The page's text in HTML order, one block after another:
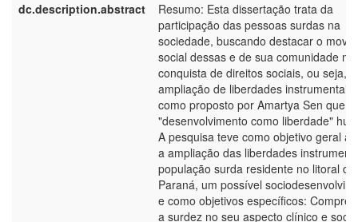
dc.description.abstract
Resumo: Esta dissertação trata da
participação das pessoas surdas na
sociedade, buscando destacar o
social dessas e de sua comunidade na
conquista de direitos sociais, ou seja, a
ampliação de liberdades instrumentais,
como proposto por Amartya Sen que
"desenvolvimento como liberdade"
A pesquisa teve como objetivo geral
a ampliação das liberdades
população surda residente no litoral do
Paraná, um possível
e como objetivos específicos:
a surdez no seu aspecto clínico e